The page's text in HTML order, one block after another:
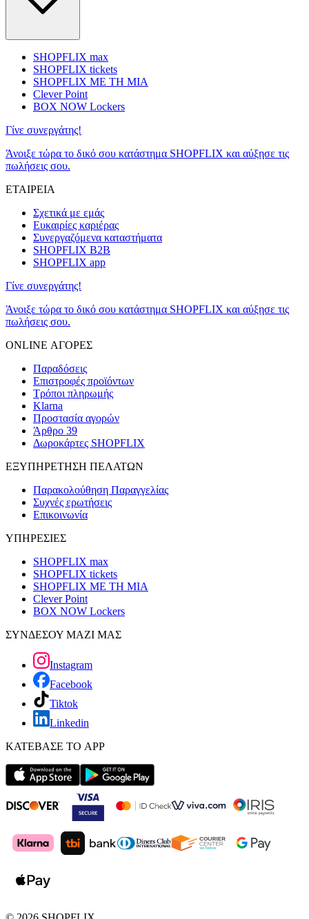
SHOPFLIX max
SHOPFLIX tickets
SHOPFLIX ΜΕ ΤΗ ΜΙΑ
Clever Point
BOX NOW Lockers
Γίνε συνεργάτης!
Άνοιξε τώρα το δικό σου κατάστημα SHOPFLIX και αύξησε τις
πωλήσεις σου.
ΕΤΑΙΡΕΙΑ
Σχετικά με εμάς
Ευκαιρίες καριέρας
Συνεργαζόμενα καταστήματα
SHOPFLIX B2B
SHOPFLIX app
Γίνε συνεργάτης!
Άνοιξε τώρα το δικό σου κατάστημα SHOPFLIX και αύξησε τις
πωλήσεις σου.
ONLINE ΑΓΟΡΕΣ
Παραδόσεις
Επιστροφές προϊόντων
Τρόποι πληρωμής
Klarna
Προστασία αγορών
Άρθρο 39
Δωροκάρτες SHOPFLIX
ΕΞΥΠΗΡΕΤΗΣΗ ΠΕΛΑΤΩΝ
Παρακολούθηση Παραγγελίας
Συχνές ερωτήσεις
Επικοινωνία
ΥΠΗΡΕΣΙΕΣ
SHOPFLIX max
SHOPFLIX tickets
SHOPFLIX ΜΕ ΤΗ ΜΙΑ
Clever Point
BOX NOW Lockers
ΣΥΝΔΕΣΟΥ ΜΑΖΙ ΜΑΣ
Instagram
Facebook
Tiktok
Linkedin
ΚΑΤΕΒΑΣΕ ΤΟ APP